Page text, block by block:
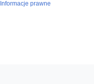
Informacje prawne